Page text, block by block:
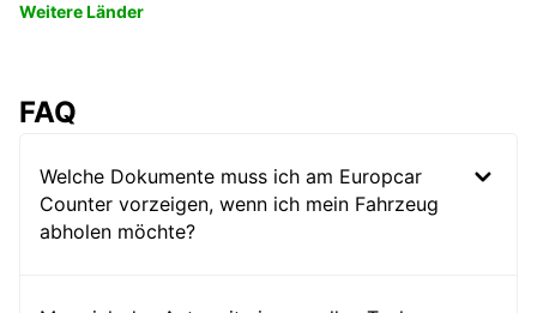
Weitere Länder
FAQ
Welche Dokumente muss ich am Europcar
Counter vorzeigen, wenn ich mein Fahrzeug
abholen möchte?